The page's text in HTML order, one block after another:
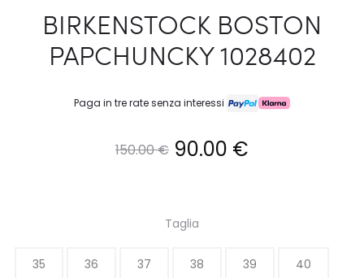
BIRKENSTOCK BOSTON
PAPCHUNCKY 1028402
Paga in tre rate senza interessi
150.00€ Il
originale
era:
90.00 €
è:
Taglia
35 36 37 38 39 40